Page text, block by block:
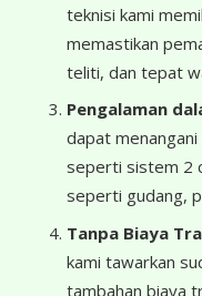
teknisi kami
memastikan
teliti, dan tepat
Pengalaman
dapat menangani
seperti sistem 2
seperti gudang,
Tanpa Biaya
kami tawarkan
tambahan biaya